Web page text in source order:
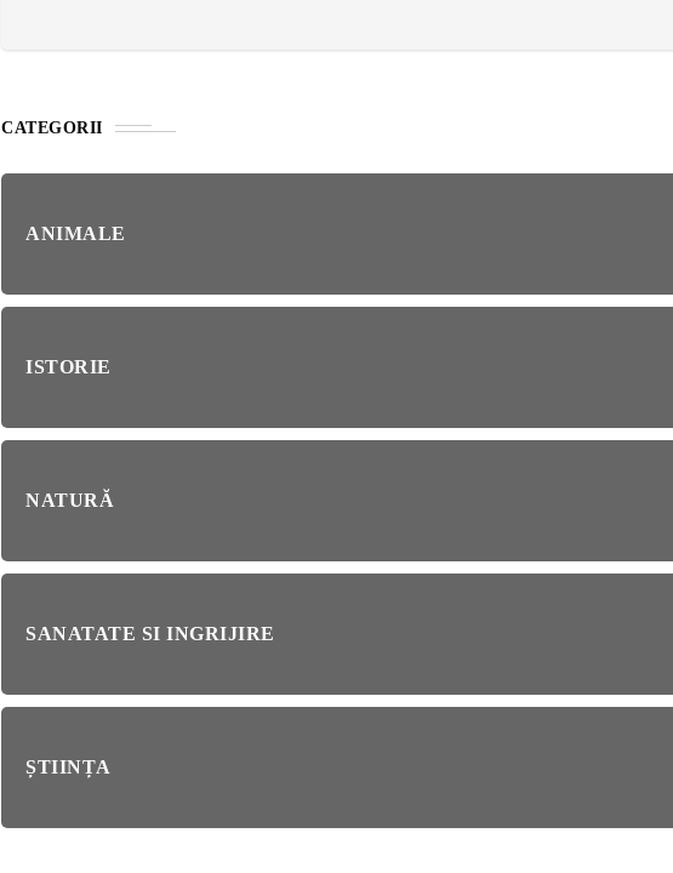
CATEGORII
ANIMALE
ISTORIE
NATURĂ
SANATATE SI INGRIJIRE
ȘTIINȚA
Barajul Trei Defileuri a
BLOG 2 years ago
bune seriale
blocat?Afla cum îl poti
debloca
Află de ce se întâmplă